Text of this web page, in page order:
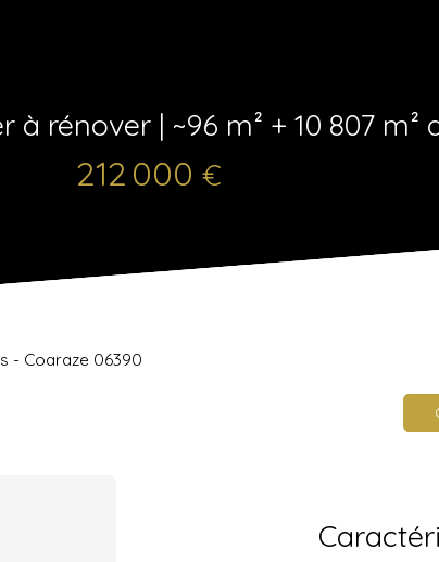
rénover | ~96 m² + 10 807
212 000 €
- Coaraze 06390